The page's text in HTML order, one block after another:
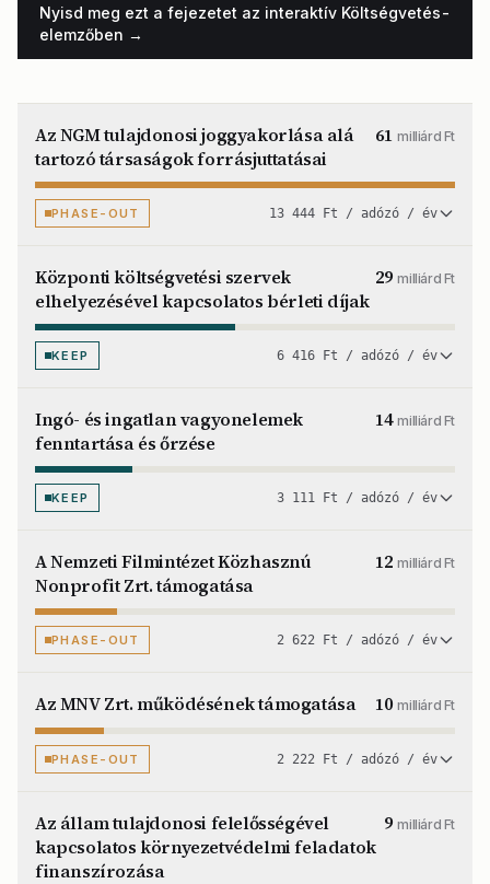
Nyisd meg ezt a fejezetet az interaktív Költségvetés-
elemzőben →
Az NGM tulajdonosi joggyakorlása alá
tartozó társaságok forrásjuttatásai
61milliárd Ft
PHASE-OUT 13 444 Ft / adózó / év
Központi költségvetési szervek
elhelyezésével kapcsolatos bérleti díjak
29milliárd Ft
KEEP 6 416 Ft / adózó / év
Ingó- és ingatlan vagyonelemek
fenntartása és őrzése
14milliárd Ft
KEEP 3 111 Ft / adózó / év
A Nemzeti Filmintézet Közhasznú
Nonprofit Zrt. támogatása
12milliárd Ft
PHASE-OUT 2 622 Ft / adózó / év
Az MNV Zrt. működésének támogatása 10milliárd Ft
PHASE-OUT 2 222 Ft / adózó / év
Az állam tulajdonosi felelősségével
kapcsolatos környezetvédelmi feladatok
finanszírozása
9milliárd Ft